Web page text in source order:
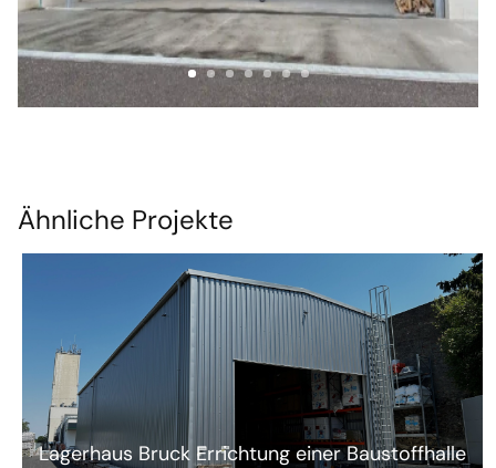
Ähnliche Projekte
Lagerhaus Bruck Errichtung einer Baustoffhalle